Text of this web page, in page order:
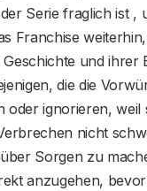
Serie fraglich ist ,
Franchise
und ihrer
die die
oder ignorieren, weil
nicht
Sorgen zu
anzugehen,